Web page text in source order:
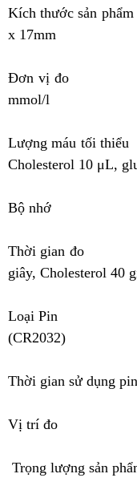
Kích thước
x 17mm
Đơn
mmol/l
Lượng
Cholesterol 10 μL,
Bộ
Thời
giây, Cholesterol 40
(CR2032)
Thời gian
Vị
Trọng